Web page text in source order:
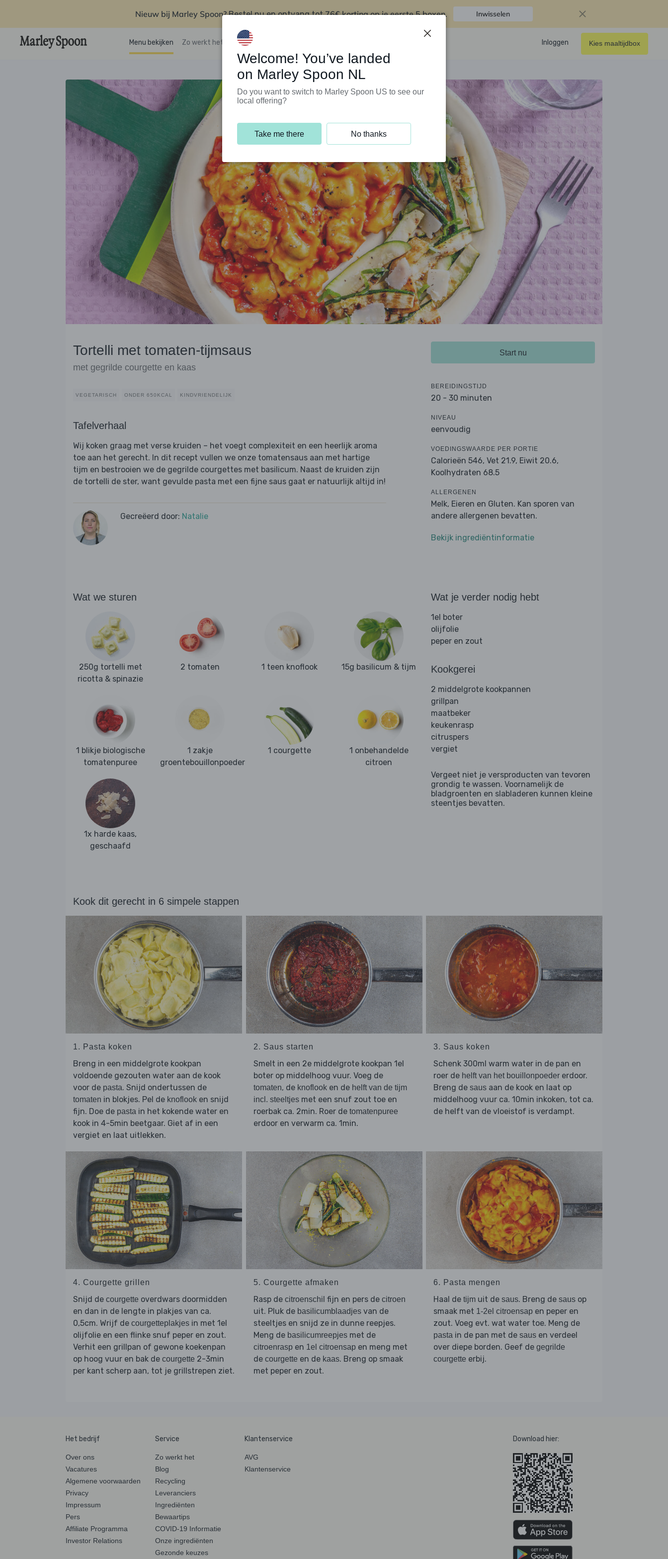
Nieuw bij Marley Spoon?Bestel nu en ontvang tot76€ korting op je eerste 5 boxen. Inwisselen
Menu bekijken Zo werkt het Klantenservice Inloggen Kies maaltijdbox
Tortelli met tomaten-tijmsaus
met gegrilde courgette en kaas
VEGETARISCH ONDER 650KCAL KINDVRIENDELIJK
Tafelverhaal
Wij koken graag met verse kruiden – het voegt complexiteit en een heerlijk aroma
toe aan het gerecht. In dit recept vullen we onze tomatensaus aan met hartige
tijm en bestrooien we de gegrilde courgettes met basilicum. Naast de kruiden zijn
de tortelli de ster, want gevulde pasta met een fijne saus gaat er natuurlijk altijd in!
Gecreëerd door: Natalie
Start nu
BEREIDINGSTIJD
20 - 30 minuten
NIVEAU
eenvoudig
VOEDINGSWAARDE PER PORTIE
Calorieën 546, Vet 21.9, Eiwit 20.6,
Koolhydraten 68.5
ALLERGENEN
Melk, Eieren en Gluten. Kan sporen van
andere allergenen bevatten.
Bekijk ingrediëntinformatie
Wat we sturen
250g tortelli met
ricotta & spinazie
2 tomaten 1 teen knoflook 15g basilicum & tijm
1 blikje biologische
tomatenpuree
1 zakje
groentebouillonpoeder
1 courgette
1 onbehandelde
citroen
1x harde kaas,
geschaafd
Wat je verder nodig hebt
1el boter
olijfolie
peper en zout
Kookgerei
2 middelgrote kookpannen
grillpan
maatbeker
keukenrasp
citruspers
vergiet
Vergeet niet je versproducten van tevoren
grondig te wassen. Voornamelijk de
bladgroenten en slabladeren kunnen kleine
steentjes bevatten.
Kook dit gerecht in 6 simpele stappen
1. Pasta koken
Breng in een middelgrote kookpan
voldoende gezouten water aan de kook
voor de pasta. Snijd ondertussen de
tomaten in blokjes. Pel de knoflook en snijd
fijn. Doe de pasta in het kokende water en
kook in 4-5min beetgaar. Giet af in een
vergiet en laat uitlekken.
2. Saus starten
Smelt in een 2e middelgrote kookpan 1el
boter op middelhoog vuur. Voeg de
tomaten, de knoflooken de helft van de tijm
incl. steeltjesmet een snuf zout toe en
roerbak ca. 2min. Roer de tomatenpuree
erdoor en verwarm ca. 1min.
3. Saus koken
Schenk 300ml warm water in de pan en
roer de helft van het bouillonpoeder erdoor.
Breng de saus aan de kook en laat op
middelhoog vuur ca. 10min inkoken, tot ca.
de helft van de vloeistof is verdampt.
4. Courgette grillen
Snijd de courgette overdwars doormidden
en dan in de lengte in plakjes van ca.
0,5cm. Wrijf de courgetteplakjes in met 1el
olijfolie en een flinke snuf peper en zout.
Verhit een grillpan of gewone koekenpan
op hoog vuur en bak de courgette 2-3min
per kant scherp aan, tot je grillstrepen ziet.
5. Courgette afmaken
Rasp de citroenschil fijn en pers de citroen
uit. Pluk de basilicumblaadjesvan de
steeltjes en snijd ze in dunne reepjes.
Meng de basilicumreepjesmet de
citroenraspen 1el citroensapen meng met
de courgette en de kaas. Breng op smaak
met peper en zout.
6. Pasta mengen
Haal de tijm uit de saus. Breng de saus op
smaak met 1-2el citroensap en peper en
zout. Voeg evt. wat water toe. Meng de
pasta in de pan met de saus en verdeel
over diepe borden. Geef de gegrilde
courgette erbij.
Het bedrijf
Over ons
Vacatures
Algemene voorwaarden
Privacy
Impressum
Pers
Affiliate Programma
Investor Relations
Service
Zo werkt het
Blog
Recycling
Leveranciers
Ingrediënten
Bewaartips
COVID-19 Informatie
Onze ingrediënten
Gezonde keuzes
Klantenservice
AVG
Klantenservice
Download hier:
Welcome! You’ve landed
on Marley Spoon NL
Do you want to switch to Marley Spoon US to see our
local offering?
Take me there No thanks